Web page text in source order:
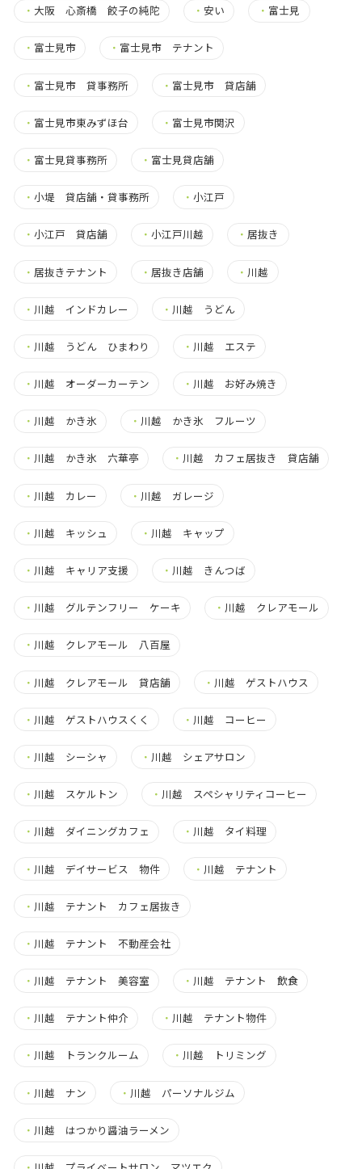
・ 大阪 心斎橋 餃子の純陀 ・安い ・ 富士見
・ 富士見市 ・ 富士見市 テナント
・ 富士見市 貸事務所 ・ 富士見市 貸店舗
・ 富士見市東みずほ台 ・ 富士見市関沢
・ 富士見貸事務所 ・ 富士見貸店舗
・ 小堤 貸店舗・貸事務所 ・小江戸
・ 小江戸 貸店舗 ・小江戸川越 ・居抜き
・ 居抜きテナント ・ 居抜き店舗 ・ 川越
・ 川越 インドカレー ・ 川越 うどん
・ 川越 うどん ひまわり ・ 川越 エステ
・ 川越 オーダーカーテン ・ 川越 お好み焼き
・ 川越 かき氷 ・ 川越 かき氷 フルーツ
・ 川越 かき氷 六華亭 ・ 川越 カフェ居抜き 貸店舗
・ 川越 カレー ・ 川越 ガレージ
・ 川越 キッシュ ・ 川越 キャップ
・ 川越 キャリア支援 ・ 川越 きんつば
・ 川越 グルテンフリー ケーキ ・ 川越 クレアモール
・ 川越 クレアモール 八百屋
・ 川越 クレアモール 貸店舗 ・ 川越 ゲストハウス
・ 川越 ゲストハウスくく ・ 川越 コーヒー
・ 川越 シーシャ ・ 川越 シェアサロン
・ 川越 スケルトン ・ 川越 スペシャリティコーヒー
・ 川越 ダイニングカフェ ・ 川越 タイ料理
・ 川越 デイサービス 物件 ・ 川越 テナント
・ 川越 テナント カフェ居抜き
・ 川越 テナント 不動産会社
・ 川越 テナント 美容室 ・ 川越 テナント 飲食
・ 川越 テナント仲介 ・ 川越 テナント物件
・ 川越 トランクルーム ・ 川越 トリミング
・ 川越 ナン ・ 川越 パーソナルジム
・ 川越 はつかり醤油ラーメン